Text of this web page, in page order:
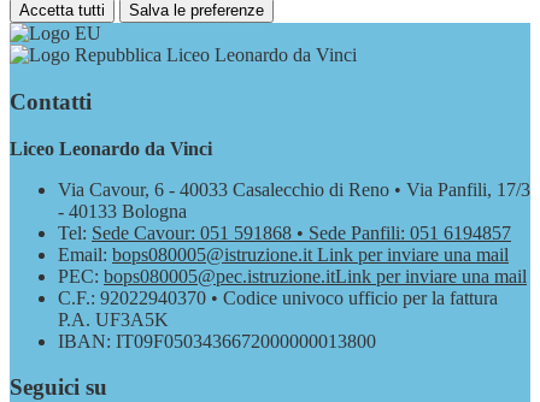
Accetta tutti Salva le preferenze
Liceo Leonardo da Vinci
Contatti
Liceo Leonardo da Vinci
Via Cavour, 6 - 40033 Casalecchio di Reno • Via Panfili, 17/3
- 40133 Bologna
Tel: Sede Cavour: 051 591868 • Sede Panfili: 051 6194857
Email: bops080005@istruzione.it Link per inviare una mail
PEC: bops080005@pec.istruzione.itLink per inviare una mail
C.F.: 92022940370 • Codice univoco ufficio per la fattura
P.A. UF3A5K
IBAN: IT09F0503436672000000013800
Seguici su